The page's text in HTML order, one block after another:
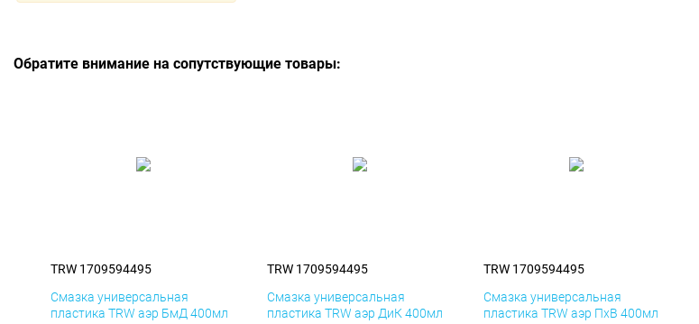
Обратите внимание на сопутствующие товары:
TRW 1709594495
Смазка универсальная
пластика TRW аэр БмД 400мл
TRW 1709594495
Смазка универсальная
пластика TRW аэр ДиК 400мл
TRW 1709594495
Смазка универсальная
пластика TRW аэр ПхВ 400мл